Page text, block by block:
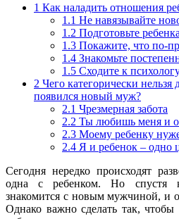
1 Как наладить отношения
1.1 Не навязывайте
1.2 Подготовьте
1.3 Покажите, что по-
1.4 Знакомьте
1.5 Сходите к
2 Чего категорически нельзя
появился новый муж?
2.1 Чрезмерная забота
2.2 Ты любишь меня и
2.3 Моему ребенку
2.4 Я и ребенок – одно
Сегодня нередко происходят
одна с ребенком. Но спустя
знакомится с новым мужчиной, и
Однако важно сделать так,